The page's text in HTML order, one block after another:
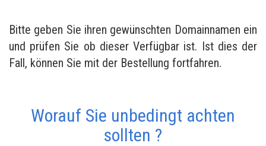
Bitte geben Sie ihren gewünschten Domainnamen ein
und prüfen Sie ob dieser Verfügbar ist. Ist dies der
Fall, können Sie mit der Bestellung fortfahren.
Worauf Sie unbedingt achten
sollten ?